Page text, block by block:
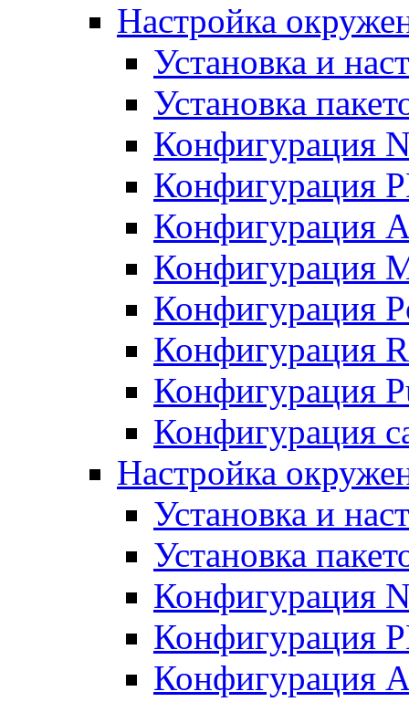
Настройка
Установка и
Установка
Конфигурация
Конфигурация
Конфигурация
Конфигурация
Конфигурация
Конфигурация
Конфигурация
Конфигурация
Настройка
Установка и
Установка
Конфигурация
Конфигурация
Конфигурация